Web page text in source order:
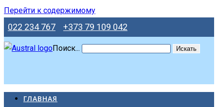
Перейти к содержимому
022 234 767 +373 79 109 042
Поиск... Искать
ГЛАВНАЯ